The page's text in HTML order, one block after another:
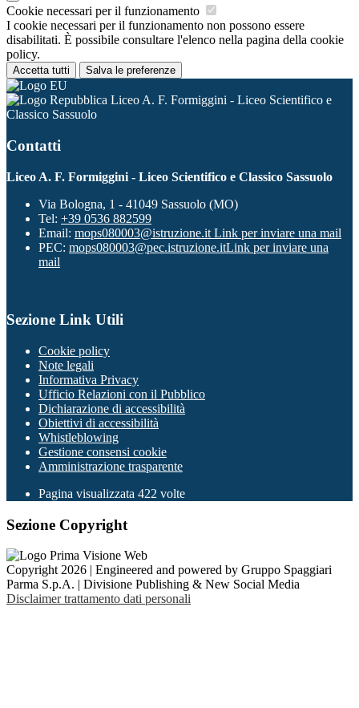
Cookie necessari per il funzionamento
I cookie necessari per il funzionamento non possono essere
disabilitati. È possibile consultare l'elenco nella pagina della cookie
policy.
Accetta tutti Salva le preferenze
Liceo A. F. Formiggini - Liceo Scientifico e
Classico Sassuolo
Contatti
Liceo A. F. Formiggini - Liceo Scientifico e Classico Sassuolo
Via Bologna, 1 - 41049 Sassuolo (MO)
Tel: +39 0536 882599
Email: mops080003@istruzione.it Link per inviare una mail
PEC: mops080003@pec.istruzione.itLink per inviare una
mail
Sezione Link Utili
Cookie policy
Note legali
Informativa Privacy
Ufficio Relazioni con il Pubblico
Dichiarazione di accessibilità
Obiettivi di accessibilità
Whistleblowing
Gestione consensi cookie
Amministrazione trasparente
Pagina visualizzata 422 volte
Sezione Copyright
Copyright 2026 | Engineered and powered by Gruppo Spaggiari
Parma S.p.A. | Divisione Publishing & New Social Media
Disclaimer trattamento dati personali